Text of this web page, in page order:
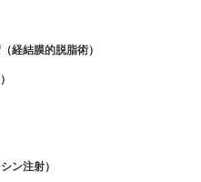
経結膜的脱脂術）
ン注射）